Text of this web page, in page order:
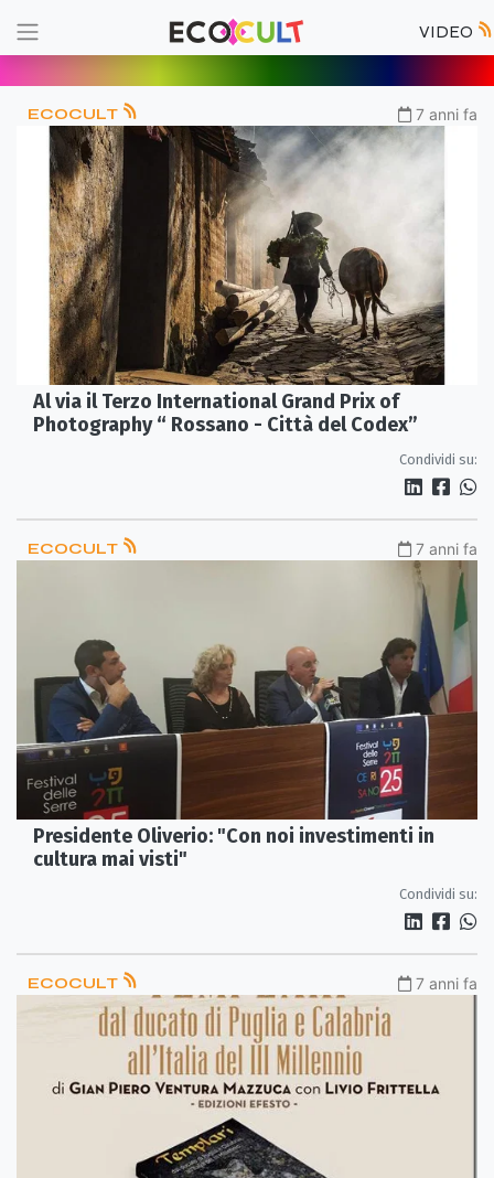
VIDEO
ECOCULT 7 anni fa
Al via il Terzo International Grand Prix of
Photography “ Rossano - Città del Codex”
Condividi su:
ECOCULT 7 anni fa
Presidente Oliverio: "Con noi investimenti in
cultura mai visti"
Condividi su:
ECOCULT 7 anni fa